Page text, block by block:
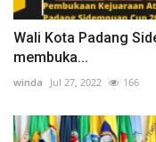
Wali Kota Padang
membuka...
winda Jul 27, 2022 166